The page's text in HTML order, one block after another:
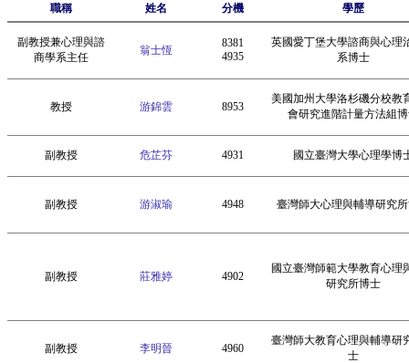
職稱 姓名 分機 學歷
副教授兼心理與諮
商學系主任
翁士恆
8381
4935
英國愛丁堡大學諮商與心理
系博士
教授 游錦雲 8953
美國加州大學洛杉磯分校教
會研究進階計量方法組
副教授 危芷芬 4931 國立臺灣大學心理學博
副教授 游淑瑜 4948 臺灣師大心理與輔導研究
副教授 莊雅婷 4902
國立臺灣師範大學教育心理
研究所博士
副教授 李明晉 4960
臺灣師大教育心理與輔導研
士